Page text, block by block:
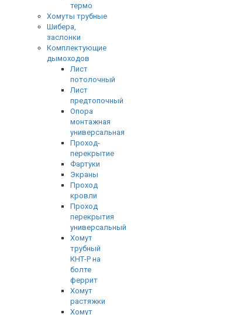
термо
Хомуты трубные
Шибера,
заслонки
Комплектующие
дымоходов
Лист
потолочный
Лист
предтопочный
Опора
монтажная
универсальная
Проход-
перекрытие
Фартуки
Экраны
Проход
кровли
Проход
перекрытия
универсальный
Хомут
трубный
КНТ-Р на
болте
феррит
Хомут
растяжки
Хомут